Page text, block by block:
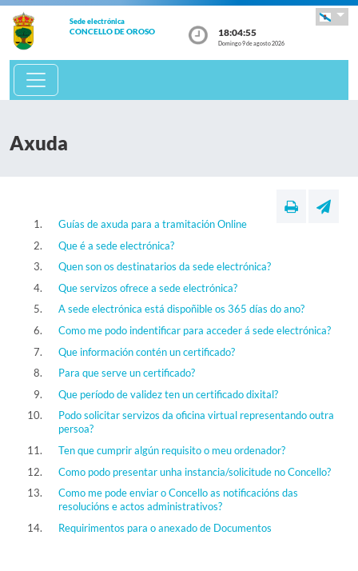
Sede electrónica
CONCELLO DE OROSO 18:04:56
Domingo 9 de agosto 2026
Axuda
Guías de axuda para a tramitación Online
Que é a sede electrónica?
Quen son os destinatarios da sede electrónica?
Que servizos ofrece a sede electrónica?
A sede electrónica está dispoñible os 365 días do ano?
Como me podo indentificar para acceder á sede electrónica?
Que información contén un certificado?
Para que serve un certificado?
Que período de validez ten un certificado dixital?
Podo solicitar servizos da oficina virtual representando outra
persoa?
Ten que cumprir algún requisito o meu ordenador?
Como podo presentar unha instancia/solicitude no Concello?
Como me pode enviar o Concello as notificacións das
resolucións e actos administrativos?
Requirimentos para o anexado de Documentos